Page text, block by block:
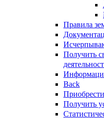
Правила
Получить
Back
Получить